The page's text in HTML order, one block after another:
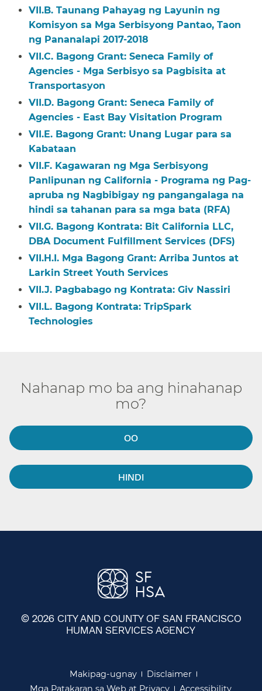
VII.B. Taunang Pahayag ng Layunin ng
Komisyon sa Mga Serbisyong Pantao, Taon
ng Pananalapi 2017-2018​​
VII.C. Bagong Grant: Seneca Family of
Agencies - Mga Serbisyo sa Pagbisita at
Transportasyon​​
VII.D. Bagong Grant: Seneca Family of
Agencies - East Bay Visitation Program​​
VII.E. Bagong Grant: Unang Lugar para sa
Kabataan​​
VII.F. Kagawaran ng Mga Serbisyong
Panlipunan ng California - Programa ng Pag-
apruba ng Nagbibigay ng pangangalaga na
hindi sa tahanan para sa mga bata (RFA)​​
VII.G. Bagong Kontrata: Bit California LLC,
DBA Document Fulfillment Services (DFS)​​
VII.H.I. Mga Bagong Grant: Arriba Juntos at
Larkin Street Youth Services​​
VII.J. Pagbabago ng Kontrata: Giv Nassiri​​
VII.L. Bagong Kontrata: TripSpark
Technologies​​
Nahanap mo ba ang hinahanap
mo?​​
OO​​
HINDI​​
© 2026 CITY AND COUNTY OF SAN FRANCISCO
HUMAN SERVICES AGENCY
Makipag-ugnay​​
Disclaimer​​
Mga Patakaran sa Web at Privacy​​
Accessibility​​